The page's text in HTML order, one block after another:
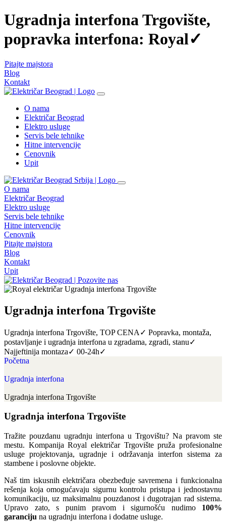
Ugradnja interfona Trgovište,
popravka interfona: Royal✓
Pitajte majstora
Blog
Kontakt
O nama
Električar Beograd
Elektro usluge
Servis bele tehnike
Hitne intervencije
Cenovnik
Upit
O nama
Električar Beograd
Elektro usluge
Servis bele tehnike
Hitne intervencije
Cenovnik
Pitajte majstora
Blog
Kontakt
Upit
Ugradnja interfona Trgovište
Ugradnja interfona Trgovište, TOP CENA✓ Popravka, montaža,
postavljanje i ugradnja interfona u zgradama, zgradi, stanu✓
Najjeftinija montaza✓ 00-24h✓
Početna
Ugradnja interfona
Ugradnja interfona Trgovište
Ugradnja interfona Trgovište
Tražite pouzdanu ugradnju interfona u Trgovištu? Na pravom ste
mestu. Kompanija Royal električar Trgovište pruža profesionalne
usluge projektovanja, ugradnje i održavanja interfon sistema za
stambene i poslovne objekte.
Naš tim iskusnih električara obezbeđuje savremena i funkcionalna
rešenja koja omogućavaju sigurnu kontrolu pristupa i jednostavnu
komunikaciju, uz maksimalnu pouzdanost i dugotrajan rad sistema.
Upravo zato, s punim pravom i sigurnošću nudimo 100%
garanciju na ugradnju interfona i dodatne usluge.